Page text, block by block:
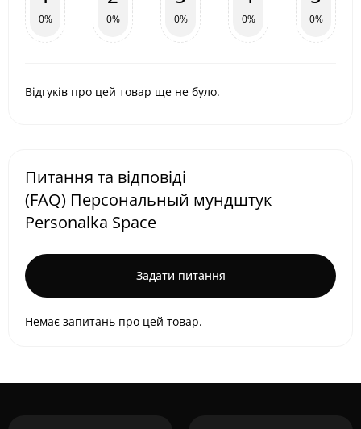
0% 0% 0% 0% 0%
Відгуків про цей товар ще не було.
Питання та відповіді
(FAQ) Персональный мундштук
Personalka Space
Задати питання
Немає запитань про цей товар.